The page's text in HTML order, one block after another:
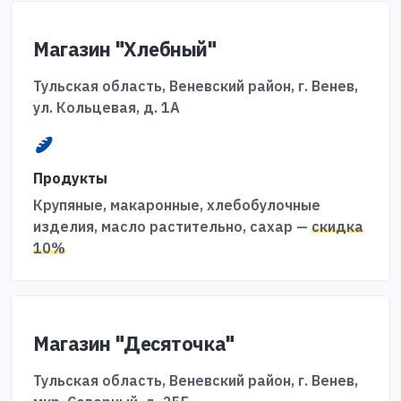
Магазин "Хлебный"
Тульская область, Веневский район, г. Венев,
ул. Кольцевая, д. 1А
Продукты
Крупяные, макаронные, хлебобулочные
изделия, масло растительно, сахар — скидка
10%
Магазин "Десяточка"
Тульская область, Веневский район, г. Венев,